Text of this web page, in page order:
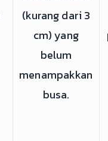
(kurang dari 3
cm) yang
belum
menampakkan
busa.